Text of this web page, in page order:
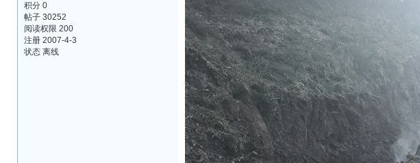
积分 0
帖子 30252
阅读权限 200
注册 2007-4-3
状态 离线